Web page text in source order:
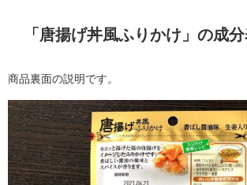
「唐揚げ丼風ふりかけ」の成
商品裏面の説明です。